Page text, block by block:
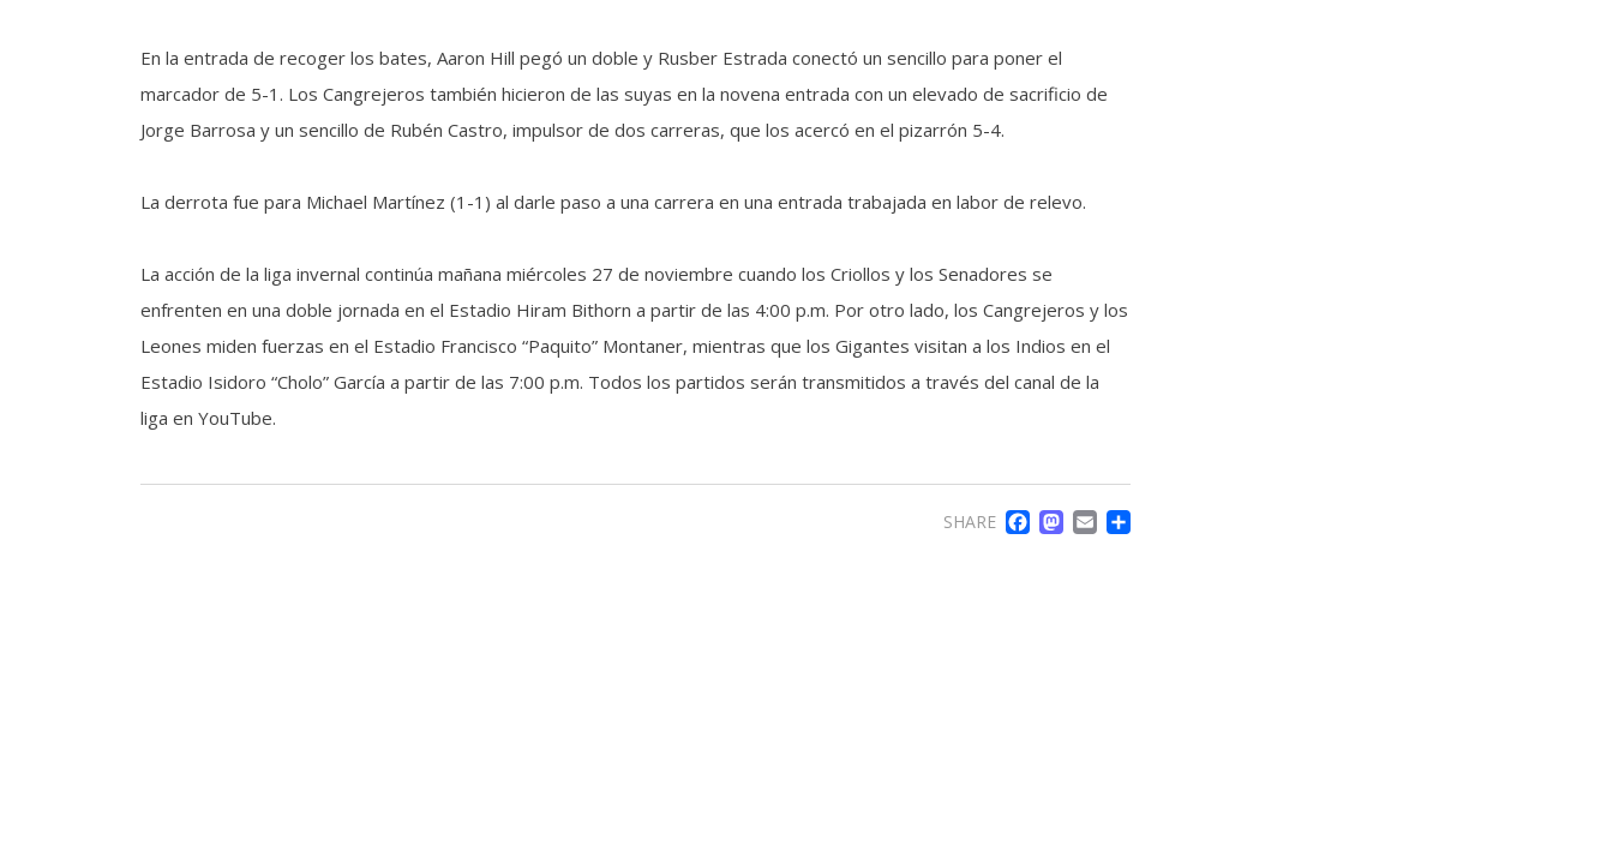
En la entrada de recoger los bates, Aaron Hill pegó un doble y Rusber Estrada conectó un sencillo para poner el
marcador de 5-1. Los Cangrejeros también hicieron de las suyas en la novena entrada con un elevado de sacrificio de
Jorge Barrosa y un sencillo de Rubén Castro, impulsor de dos carreras, que los acercó en el pizarrón 5-4.
La derrota fue para Michael Martínez (1-1) al darle paso a una carrera en una entrada trabajada en labor de relevo.
La acción de la liga invernal continúa mañana miércoles 27 de noviembre cuando los Criollos y los Senadores se
enfrenten en una doble jornada en el Estadio Hiram Bithorn a partir de las 4:00 p.m. Por otro lado, los Cangrejeros y los
Leones miden fuerzas en el Estadio Francisco “Paquito” Montaner, mientras que los Gigantes visitan a los Indios en el
Estadio Isidoro “Cholo” García a partir de las 7:00 p.m. Todos los partidos serán transmitidos a través del canal de la
liga en YouTube.
SHARE FACEBOOK
MASTODON
EMAIL